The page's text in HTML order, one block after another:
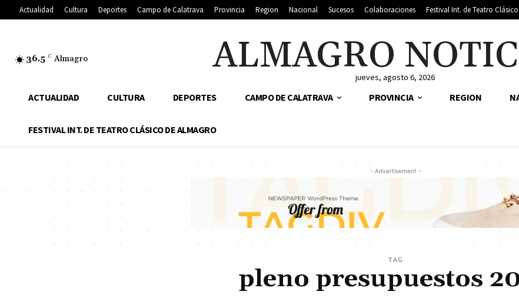
Actualidad Cultura Deportes Campo de Calatrava Provincia Region Nacional Sucesos Colaboraciones Festival Int. de Teatro
36.5 C Almagro ALMAGROjueves, agosto 6, 2026
ACTUALIDAD CULTURA DEPORTES CAMPO DE CALATRAVA PROVINCIA REGION
FESTIVAL INT. DE TEATRO CLÁSICO DE ALMAGRO
- Advertisement -
TAG
pleno presupuestos